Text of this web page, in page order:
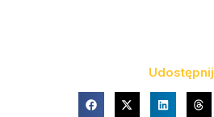
Udostępnij